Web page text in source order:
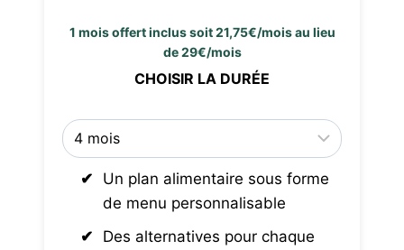
1 mois offert inclus soit 21,75€/mois au lieu
de 29€/mois
CHOISIR LA DURÉE
Un plan alimentaire sous forme
de menu personnalisable
Des alternatives pour chaque